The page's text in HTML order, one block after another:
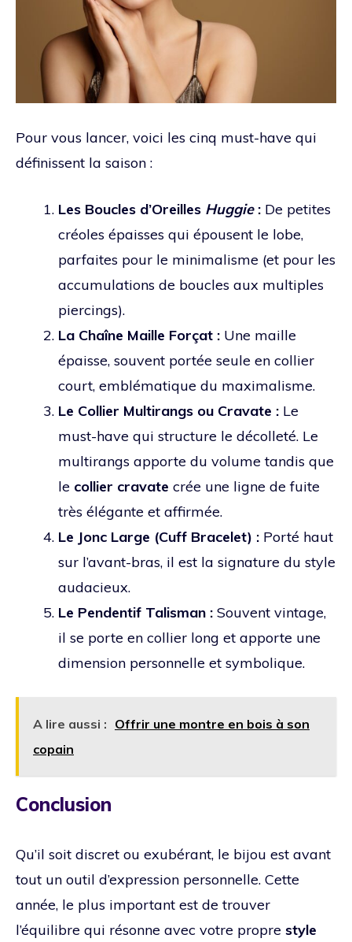
Pour vous lancer, voici les cinq must-have qui
définissent la saison :
Les Boucles d’Oreilles Huggie: De petites
créoles épaisses qui épousent le lobe,
parfaites pour le minimalisme (et pour les
accumulations de boucles aux multiples
piercings).
La Chaîne Maille Forçat : Une maille
épaisse, souvent portée seule en collier
court, emblématique du maximalisme.
Le Collier Multirangs ou Cravate : Le
must-have qui structure le décolleté. Le
multirangs apporte du volume tandis que
le collier cravate crée une ligne de fuite
très élégante et affirmée.
Le Jonc Large (Cuff Bracelet) : Porté haut
sur l’avant-bras, il est la signature du style
audacieux.
Le Pendentif Talisman : Souvent vintage,
il se porte en collier long et apporte une
dimension personnelle et symbolique.
A lire aussi : Offrir une montre en bois à son
copain
Conclusion
Qu’il soit discret ou exubérant, le bijou est avant
tout un outil d’expression personnelle. Cette
année, le plus important est de trouver
l’équilibre qui résonne avec votre propre style